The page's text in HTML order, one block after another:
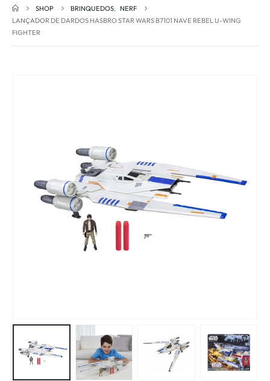
SHOP BRINQUEDOS, NERF
LANÇADOR DE DARDOS HASBRO STAR WARS B7101 NAVE REBEL U-WING
FIGHTER